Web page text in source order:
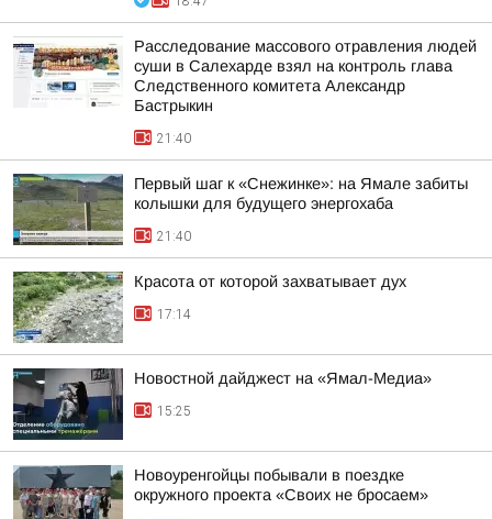
Расследование массового отравления людей
суши в Салехарде взял на контроль глава
Следственного комитета Александр
Бастрыкин
21:40
Первый шаг к «Снежинке»: на Ямале забиты
колышки для будущего энергохаба
21:40
Красота от которой захватывает дух
17:14
Новостной дайджест на «Ямал-Медиа»
15:25
Новоуренгойцы побывали в поездке
окружного проекта «Своих не бросаем»